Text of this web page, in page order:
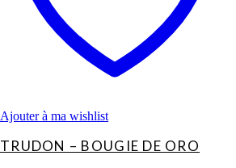
Ajouter à ma wishlist
TRUDON – BOUGIE DE ORO